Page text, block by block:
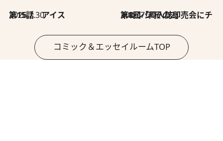
2026.7.30
第15話 アイス 2026.7.30
第8回「同人誌即売会にチャレンジ その2」
コミック＆エッセイルームTOP